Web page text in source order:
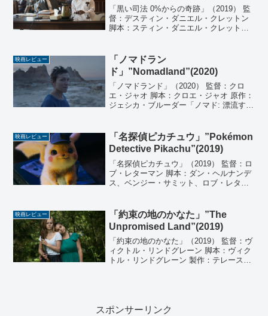
「黒い司法 0%からの奇跡」（2019） 監
督：デスティン・ダニエル・クレットン
脚本：スティン・ダニエル・クレット
死刑大国アメリカの冤罪と闘う』 製作：
ギル・ネッ...
映画レビュー
「ノマドラン
ド」”Nomadland”(2020)
「ノマドランド」（2020） 監督：クロ
エ・ジャオ 脚本：クロエ・ジャオ 原作：
ジェシカ・ブルーダー「ノマド: 漂流する
ャオ、ピーター・スピアース 音楽：ルド
ヴィコ・...
映画レビュー
「名探偵ピカチュウ」”Pokémon
Detective Pikachu”(2019)
「名探偵ピカチュウ」（2019） 監督：ロ
ブ・レターマン 脚本：ダン・ヘルナンデ
ス、ベンジー・サミット、ロブ・レター
上秀長、ドン・ワッゴーマン 製作総指
揮：ジョセフ・M...
映画レビュー
「約束の地のかなた」”The
Unpromised Land”(2019)
「約束の地のかなた」（2019） 監督：ヴ
ィクトル・リンドグレーン 脚本：ヴィク
トル・リンドグレーン 製作：テレース・
スポンサーリンク